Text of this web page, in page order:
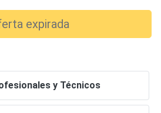
expirada
y Técnicos